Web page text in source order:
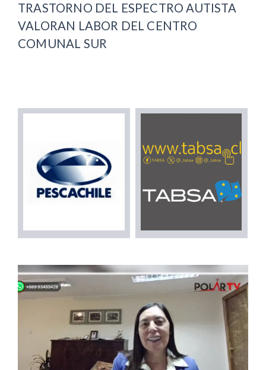
TRASTORNO DEL ESPECTRO AUTISTA
VALORAN LABOR DEL CENTRO
COMUNAL SUR